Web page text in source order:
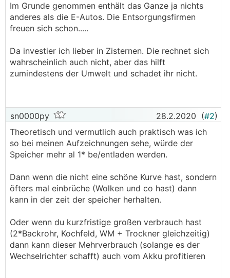
Im Grunde genommen enthält das Ganze ja nichts
anderes als die E-Autos. Die Entsorgungsfirmen
freuen sich schon.....
Da investier ich lieber in Zisternen. Die rechnet sich
wahrscheinlich auch nicht, aber das hilft
zumindestens der Umwelt und schadet ihr nicht.
sn0000py 28.2.2020 (#2)
Theoretisch und vermutlich auch praktisch was ich
so bei meinen Aufzeichnungen sehe, würde der
Speicher mehr al 1* be/entladen werden.
Dann wenn die nicht eine schöne Kurve hast, sondern
öfters mal einbrüche (Wolken und co hast) dann
kann in der zeit der speicher herhalten.
Oder wenn du kurzfristige großen verbrauch hast
(2*Backrohr, Kochfeld, WM + Trockner gleichzeitig)
dann kann dieser Mehrverbrauch (solange es der
Wechselrichter schafft) auch vom Akku profitieren